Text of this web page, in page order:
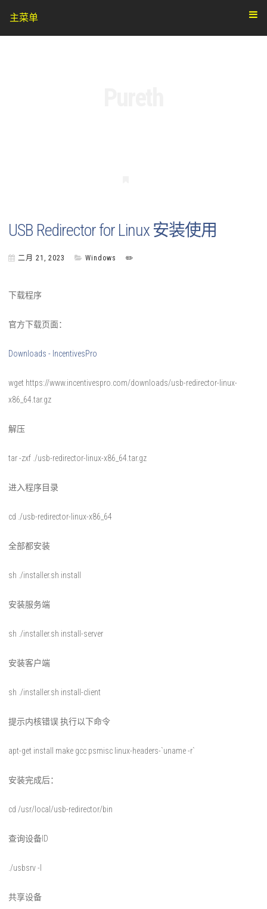
主菜单
USB Redirector for Linux 安装使用
二月 21, 2023 Windows ✏️
下载程序
官方下载页面：
Downloads - IncentivesPro
wget https://www.incentivespro.com/downloads/usb-redirector-linux-
x86_64.tar.gz
解压
tar -zxf ./usb-redirector-linux-x86_64.tar.gz
进入程序目录
cd ./usb-redirector-linux-x86_64
全部都安装
sh ./installer.sh install
安装服务端
sh ./installer.sh install-server
安装客户端
sh ./installer.sh install-client
提示内核错误 执行以下命令
apt-get install make gcc psmisc linux-headers-`uname -r`
安装完成后：
cd /usr/local/usb-redirector/bin
查询设备ID
./usbsrv -l
共享设备